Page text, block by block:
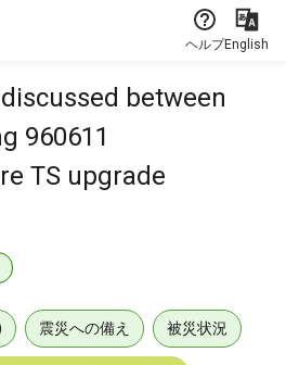
ヘルプEnglish
between
960611
TS upgrade
震災への備え 被災状況